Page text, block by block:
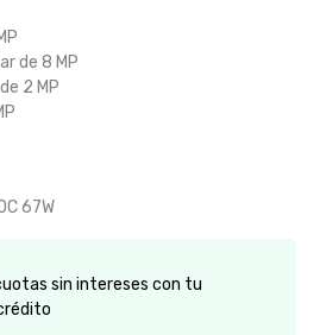
de 8 MP
2 MP
67W
sin intereses con tu